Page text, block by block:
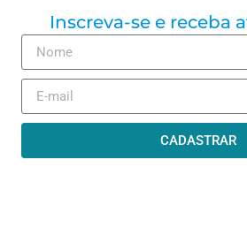
Inscreva-se e receba
CADASTRAR